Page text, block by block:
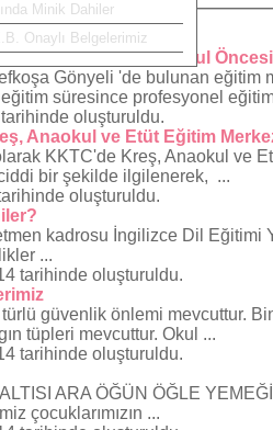
Minik Dahiler
Onaylı Belgelerimiz
Etüt, Anaokul, Okul
Gönyeli 'de bulunan
eğitim süresince profesyonel
oluşturuldu.
Anaokul ve Etüt Eğitim
KKTC'de Kreş, Anaokul ve
bir şekilde ilgilenerek, ...
oluşturuldu.
kadrosu İngilizce Dil Eğitimi
...
tarihinde oluşturuldu.
güvenlik önlemi mevcuttur.
tüpleri mevcuttur. Okul ...
tarihinde oluşturuldu.
ARA ÖĞÜN ÖĞLE
çocuklarımızın ...